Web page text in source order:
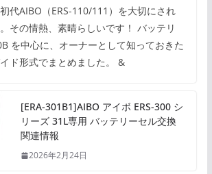
代AIBO（ERS-110/111）を大切にされ
その情熱、素晴らしいです！ バッテリ
を中心に、オーナーとして知っておきた
ド形式でまとめました。 &
[ERA-301B1]AIBO アイボ ERS-300 シ
リーズ 31L専用 バッテリーセル交換
関連情報
2026年2月24日